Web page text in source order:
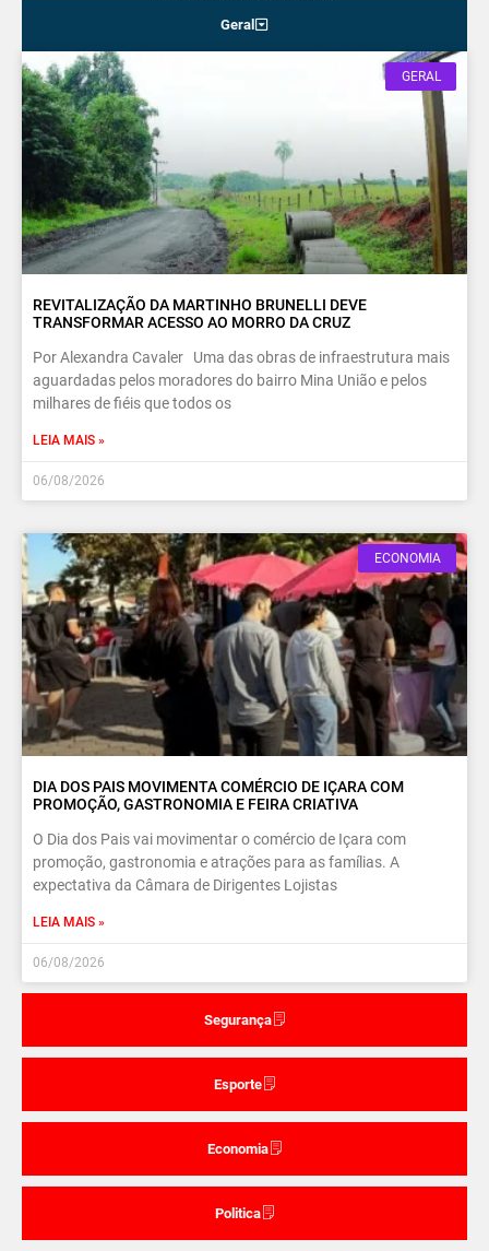
Geral
Segurança
Esporte
Economia
Politica
GERAL
REVITALIZAÇÃO DA MARTINHO BRUNELLI DEVE
TRANSFORMAR ACESSO AO MORRO DA CRUZ
Por Alexandra Cavaler Uma das obras de infraestrutura mais
aguardadas pelos moradores do bairro Mina União e pelos
milhares de fiéis que todos os
LEIA MAIS »
06/08/2026
ECONOMIA
DIA DOS PAIS MOVIMENTA COMÉRCIO DE IÇARA COM
PROMOÇÃO, GASTRONOMIA E FEIRA CRIATIVA
O Dia dos Pais vai movimentar o comércio de Içara com
promoção, gastronomia e atrações para as famílias. A
expectativa da Câmara de Dirigentes Lojistas
LEIA MAIS »
06/08/2026